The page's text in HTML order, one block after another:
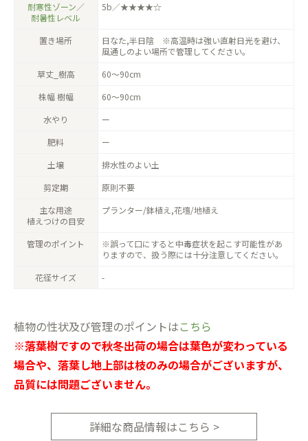
耐寒性ゾーン／
耐暑性レベル
5b／★★★★☆
置き場所
日なた,半日陰 ※高温時は強い直射日光を避け、
風通しのよい場所で管理してください。
草丈_樹高
60〜90cm
株幅 樹幅
60〜90cm
水やり
ー
肥料
ー
土壌
排水性のよい土
剪定期
原則不要
主な用途
植えつけの目安
プランター/鉢植え,花壇/地植え
管理のポイント
※誤って口にすると中毒症状を起こす可能性があ
りますので、扱う際には十分注意してください。
花径サイズ
-
植物の性状及び管理のポイントはこちら
※落葉樹ですので秋冬出荷の場合は葉色が変わっている
場合や、落葉し地上部は枝のみの場合がございますが、
品質には問題ございません。
詳細な商品情報はこちら >